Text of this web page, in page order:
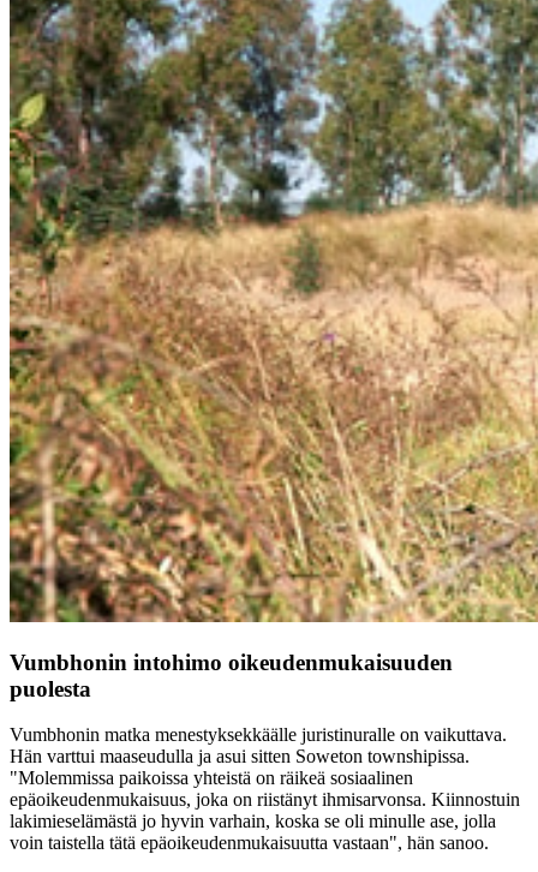
Vumbhonin intohimo oikeudenmukaisuuden
puolesta
Vumbhonin matka menestyksekkäälle juristinuralle on vaikuttava.
Hän varttui maaseudulla ja asui sitten Soweton townshipissa.
"Molemmissa paikoissa yhteistä on räikeä sosiaalinen
epäoikeudenmukaisuus, joka on riistänyt ihmisarvonsa. Kiinnostuin
lakimieselämästä jo hyvin varhain, koska se oli minulle ase, jolla
voin taistella tätä epäoikeudenmukaisuutta vastaan", hän sanoo.